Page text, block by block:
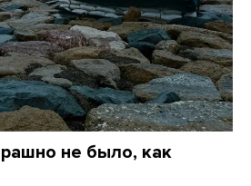
не было, как